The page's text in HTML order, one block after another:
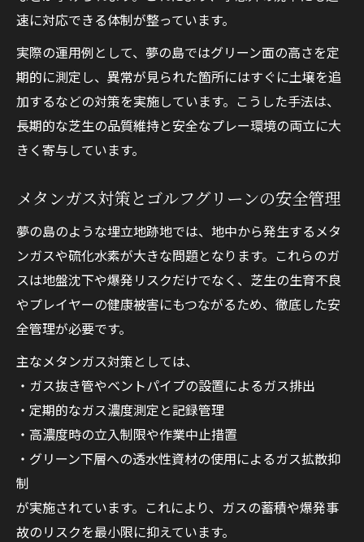
速に対応できる体制が整っています。
実際の運用例として、夢の島ではグリーン面の高さを定
期的に測定し、異常が見られた箇所にはすぐに土壌を追
加するなどの対策を実施しています。こうした手法は、
長期的な芝生の品質維持と安全なプレー環境の両立に大
きく寄与しています。
メタンガス対策とゴルフグリーンの安全管理
夢の島のような埋立地跡地では、地中から発生するメタ
ンガスや硫化水素が大きな問題となります。これらのガ
スは地盤沈下や爆発リスクだけでなく、芝生の生育不良
やプレイヤーの健康被害にもつながるため、徹底した安
全管理が必要です。
主なメタンガス対策としては、
・ガス抜き管やベントパイプの設置によるガス排出
・定期的なガス濃度測定と記録管理
・高濃度時の立入制限や作業中止措置
・グリーン下層への透水性資材の使用によるガス拡散抑
制
が実施されています。これにより、ガスの蓄積や爆発事
故のリスクを最小限に抑えています。